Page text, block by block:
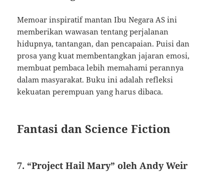
Memoar inspiratif mantan Ibu Negara AS ini
memberikan wawasan tentang perjalanan
hidupnya, tantangan, dan pencapaian. Puisi dan
prosa yang kuat membentangkan jajaran emosi,
membuat pembaca lebih memahami perannya
dalam masyarakat. Buku ini adalah refleksi
kekuatan perempuan yang harus dibaca.
Fantasi dan Science Fiction
7. “Project Hail Mary” oleh Andy Weir